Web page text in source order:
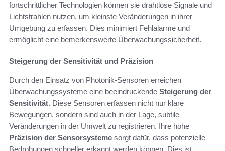
fortschrittlicher Technologien können sie drahtlose Signale und
Lichtstrahlen nutzen, um kleinste Veränderungen in ihrer
Umgebung zu erfassen. Dies minimiert Fehlalarme und
ermöglicht eine bemerkenswerte Überwachungssicherheit.
Steigerung der Sensitivität und Präzision
Durch den Einsatz von Photonik-Sensoren erreichen
Überwachungssysteme eine beeindruckende Steigerung der
Sensitivität. Diese Sensoren erfassen nicht nur klare
Bewegungen, sondern sind auch in der Lage, subtile
Veränderungen in der Umwelt zu registrieren. Ihre hohe
Präzision der Sensorsysteme sorgt dafür, dass potenzielle